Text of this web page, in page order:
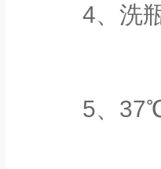
4、洗瓶
5、37℃